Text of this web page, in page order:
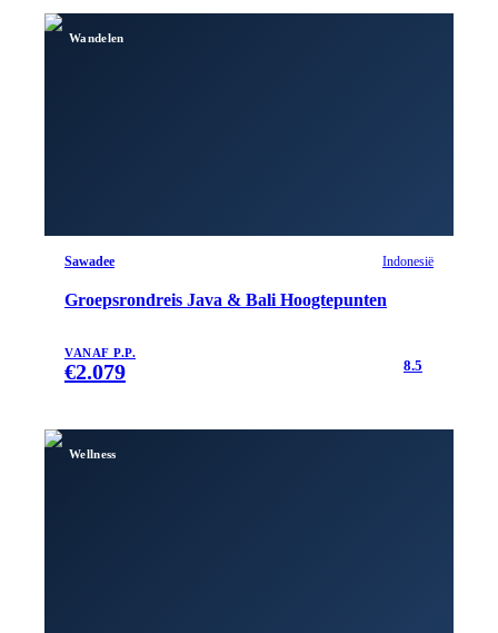
Wandelen
Sawadee Indonesië
Groepsrondreis Java & Bali Hoogtepunten
VANAF P.P.
€2.079 8.5
Wellness